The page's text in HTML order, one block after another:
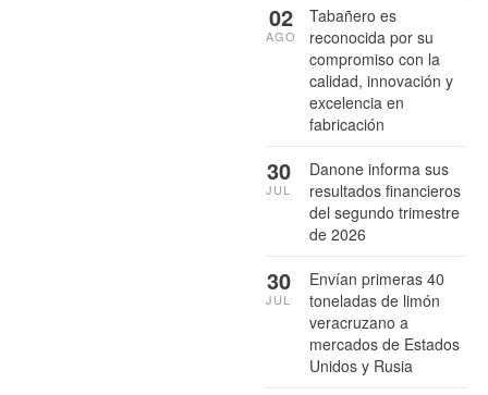
Tabañero es
reconocida por su
compromiso con la
calidad, innovación y
excelencia en
fabricación
02
AGO
Danone informa sus
resultados financieros
del segundo trimestre
de 2026
30
JUL
Envían primeras 40
toneladas de limón
veracruzano a
mercados de Estados
Unidos y Rusia
30
JUL